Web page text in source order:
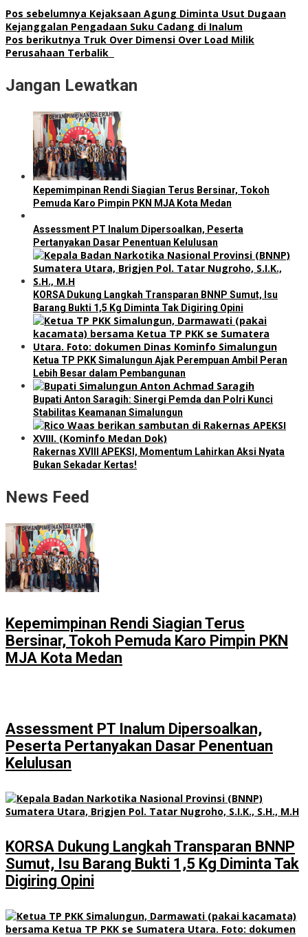
Pos sebelumnya Kejaksaan Agung Diminta Usut Dugaan
Kejanggalan Pengadaan Suku Cadang di Inalum
Pos berikutnya Truk Over Dimensi Over Load Milik
Perusahaan Terbalik
Jangan Lewatkan
Kepemimpinan Rendi Siagian Terus Bersinar, Tokoh
Pemuda Karo Pimpin PKN MJA Kota Medan
Assessment PT Inalum Dipersoalkan, Peserta
Pertanyakan Dasar Penentuan Kelulusan
KORSA Dukung Langkah Transparan BNNP Sumut, Isu
Barang Bukti 1,5 Kg Diminta Tak Digiring Opini
Ketua TP PKK Simalungun Ajak Perempuan Ambil Peran
Lebih Besar dalam Pembangunan
Bupati Anton Saragih: Sinergi Pemda dan Polri Kunci
Stabilitas Keamanan Simalungun
Rakernas XVIII APEKSI, Momentum Lahirkan Aksi Nyata
Bukan Sekadar Kertas!
News Feed
Kepemimpinan Rendi Siagian Terus
Bersinar, Tokoh Pemuda Karo Pimpin PKN
MJA Kota Medan
Assessment PT Inalum Dipersoalkan,
Peserta Pertanyakan Dasar Penentuan
Kelulusan
KORSA Dukung Langkah Transparan BNNP
Sumut, Isu Barang Bukti 1,5 Kg Diminta Tak
Digiring Opini